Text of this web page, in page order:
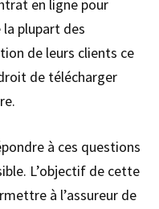
en ligne pour
plupart des
de leurs clients ce
de télécharger
à ces questions
L’objectif de cette
à l’assureur de